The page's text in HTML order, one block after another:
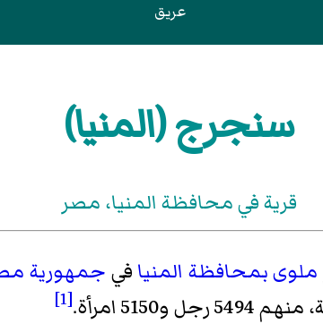
عريق
سنجرج (المنيا)
قرية في محافظة المنيا‏، مصر
ملوىبمحافظة المنيا في جمهورية
[1]